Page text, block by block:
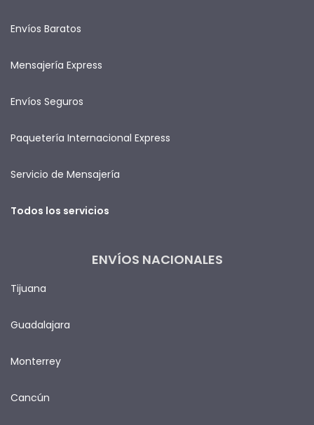
Envíos Baratos
Mensajería Express
Envíos Seguros
Paquetería Internacional Express
Servicio de Mensajería
Todos los servicios
ENVÍOS NACIONALES
Tijuana
Guadalajara
Monterrey
Cancún